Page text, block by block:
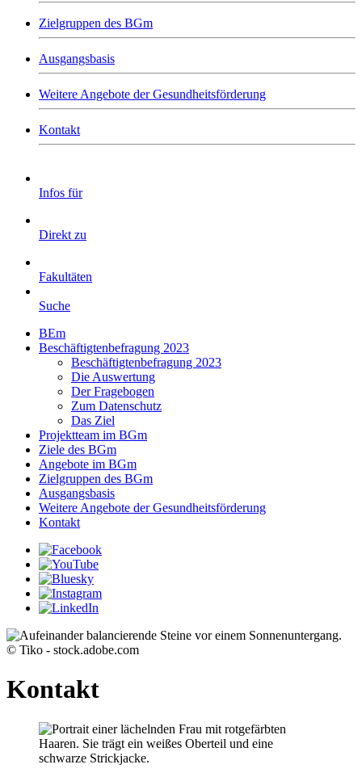
Zielgruppen des BGm
Ausgangsbasis
Weitere Angebote der Gesundheitsförderung
Kontakt
Infos für
Direkt zu
Fakultäten
Suche
BEm
Beschäftigtenbefragung 2023
Beschäftigtenbefragung 2023
Die Auswertung
Der Fragebogen
Zum Datenschutz
Das Ziel
Projektteam im BGm
Ziele des BGm
Angebote im BGm
Zielgruppen des BGm
Ausgangsbasis
Weitere Angebote der Gesundheitsförderung
Kontakt
© Tiko - stock.adobe.com
Kontakt